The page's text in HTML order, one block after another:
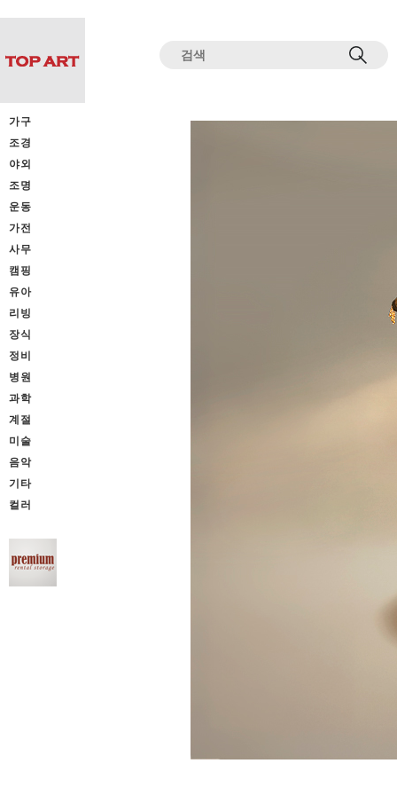
가구
조경
야외
조명
운동
가전
사무
캠핑
유아
리빙
장식
정비
병원
과학
계절
미술
음악
기타
컬러